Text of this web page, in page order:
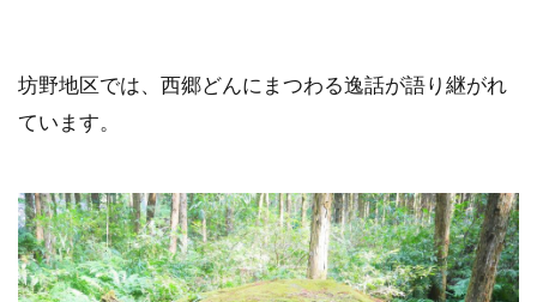
坊野地区では、西郷どんにまつわる逸話が語り継がれ
ています。